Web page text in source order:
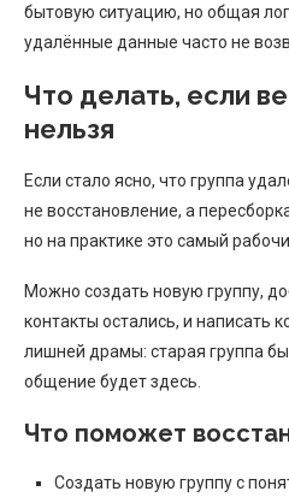
бытовую ситуацию, но общая
удалённые данные часто не
Что делать, если
нельзя
Если стало ясно, что группа
не восстановление, а
но на практике это самый
Можно создать новую группу,
контакты остались, и написать
лишней драмы: старая группа
общение будет здесь.
Что поможет
Создать новую группу с